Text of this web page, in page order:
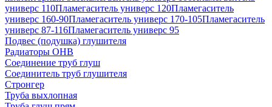
универс 110Пламегаситель универс 120Пламегаситель
универс 160-90Пламегаситель универс 170-105Пламегаситель
универс 87-116Пламегаситель универс 95
Подвес (подушка) глушителя
Радиаторы ОНВ
Соединение труб глуш
Соединитель труб глушителя
Стронгер
Труба выхлопная